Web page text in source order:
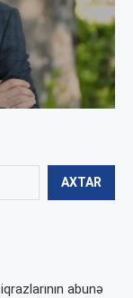
AXTAR
abunə